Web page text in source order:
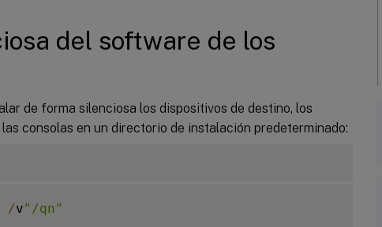
del software de los
de forma silenciosa los dispositivos de destino, los
consolas en un directorio de instalación predeterminado:
/v"/qn"